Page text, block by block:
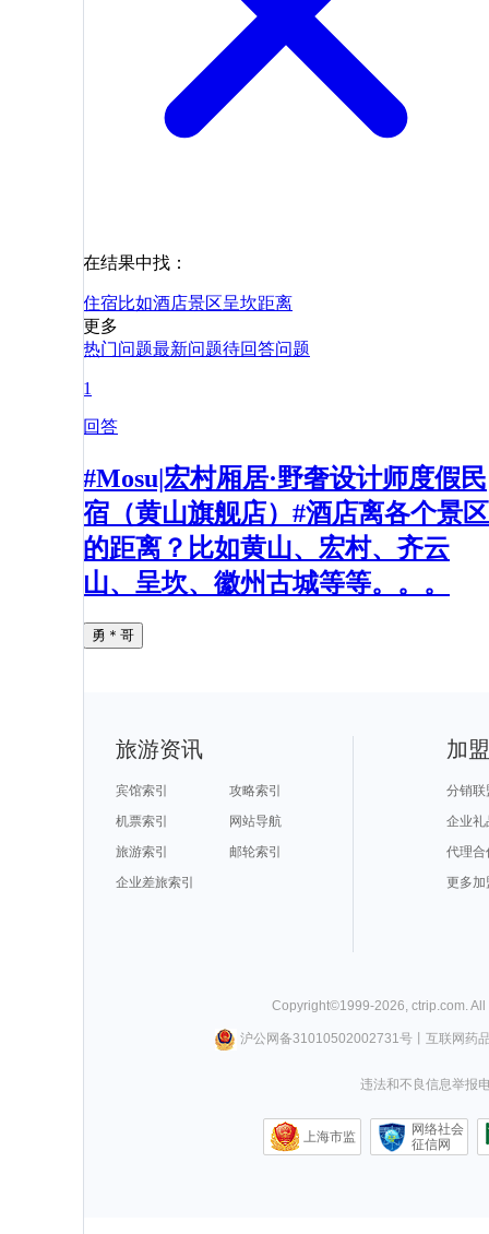
在结果中找：
住宿比如酒店景区呈坎距离
更多
热门问题最新问题待回答问题
1
回答
#Mosu|宏村厢居·野奢设计师度假民
宿（黄山旗舰店）#酒店离各个景区
的距离？比如黄山、宏村、齐云
山、呈坎、徽州古城等等。。。
勇＊哥
旅游资讯
宾馆索引
攻略索引
机票索引
网站导航
旅游索引
邮轮索引
企业差旅索引
加
分销联
企业礼
代理合
更多加
Copyright©1999-2026 ctrip.com .
沪公网备31010502002731号丨 互联网药
违法和不良信息举报
上海市监
网络社会
征信网